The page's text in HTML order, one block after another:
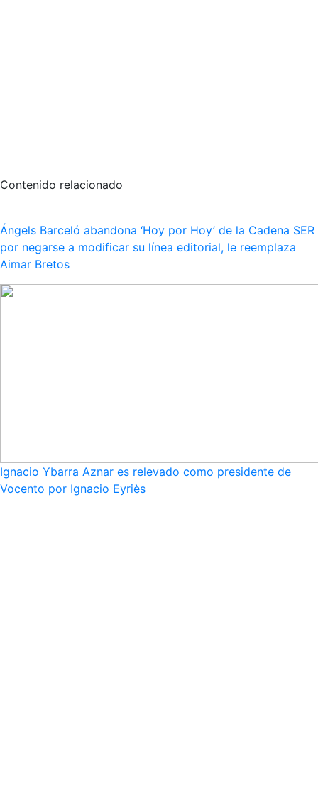
Contenido relacionado
Ángels Barceló abandona ‘Hoy por Hoy’ de la Cadena SER
por negarse a modificar su línea editorial, le reemplaza
Aimar Bretos
Ignacio Ybarra Aznar es relevado como presidente de
Vocento por Ignacio Eyriès